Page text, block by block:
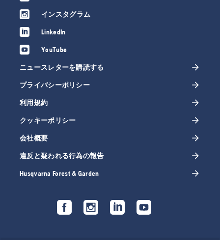
インスタグラム
LinkedIn
YouTube
ニュースレターを購読する
プライバシーポリシー
利用規約
クッキーポリシー
会社概要
違反と疑われる行為の報告
Husqvarna Forest & Garden